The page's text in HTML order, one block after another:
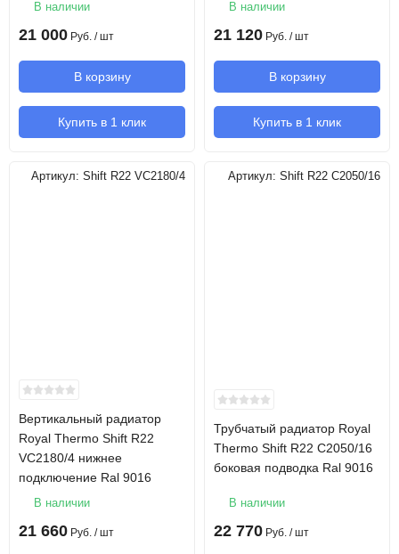
В наличии
21 000 Руб. / шт
В корзину
Купить в 1 клик
В наличии
21 120 Руб. / шт
В корзину
Купить в 1 клик
Артикул: Shift R22 VC2180/4
Вертикальный радиатор
Royal Thermo Shift R22
VC2180/4 нижнее
подключение Ral 9016
В наличии
21 660 Руб. / шт
Артикул: Shift R22 C2050/16
Трубчатый радиатор Royal
Thermo Shift R22 C2050/16
боковая подводка Ral 9016
В наличии
22 770 Руб. / шт